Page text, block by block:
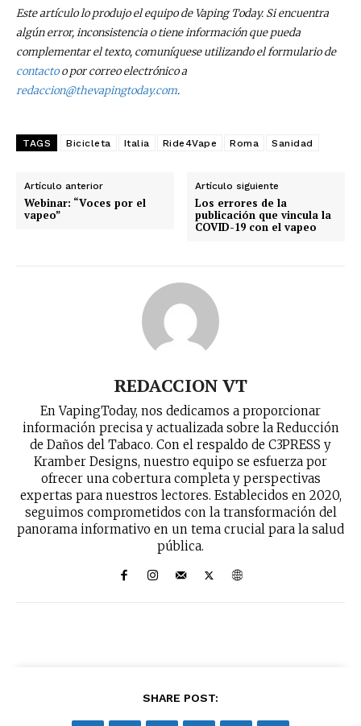
Este artículo lo produjo el equipo de Vaping Today. Si encuentra
algún error, inconsistencia o tiene información que pueda
complementar el texto, comuníquese utilizando el formulario de
contactoo por correo electrónico a
redaccion@thevapingtoday.com.
TAGS Bicicleta Italia Ride4Vape Roma Sanidad
Artículo anterior
Webinar: “Voces por el
vapeo”
Artículo siguiente
Los errores de la
publicación que vincula la
COVID-19 con el vapeo
REDACCION VT
En VapingToday, nos dedicamos a proporcionar
información precisa y actualizada sobre la Reducción
de Daños del Tabaco. Con el respaldo de C3PRESS y
Kramber Designs, nuestro equipo se esfuerza por
ofrecer una cobertura completa y perspectivas
expertas para nuestros lectores. Establecidos en 2020,
seguimos comprometidos con la transformación del
panorama informativo en un tema crucial para la salud
pública.
SHARE POST: